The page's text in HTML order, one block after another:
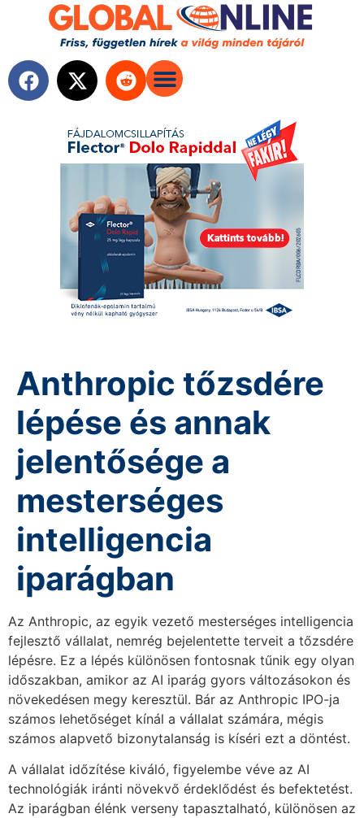
Anthropic tőzsdére
lépése és annak
jelentősége a
mesterséges
intelligencia
iparágban
Az Anthropic, az egyik vezető mesterséges intelligencia
fejlesztő vállalat, nemrég bejelentette terveit a tőzsdére
lépésre. Ez a lépés különösen fontosnak tűnik egy olyan
időszakban, amikor az AI iparág gyors változásokon és
növekedésen megy keresztül. Bár az Anthropic IPO-ja
számos lehetőséget kínál a vállalat számára, mégis
számos alapvető bizonytalanság is kíséri ezt a döntést.
A vállalat időzítése kiváló, figyelembe véve az AI
technológiák iránti növekvő érdeklődést és befektetést.
Az iparágban élénk verseny tapasztalható, különösen az